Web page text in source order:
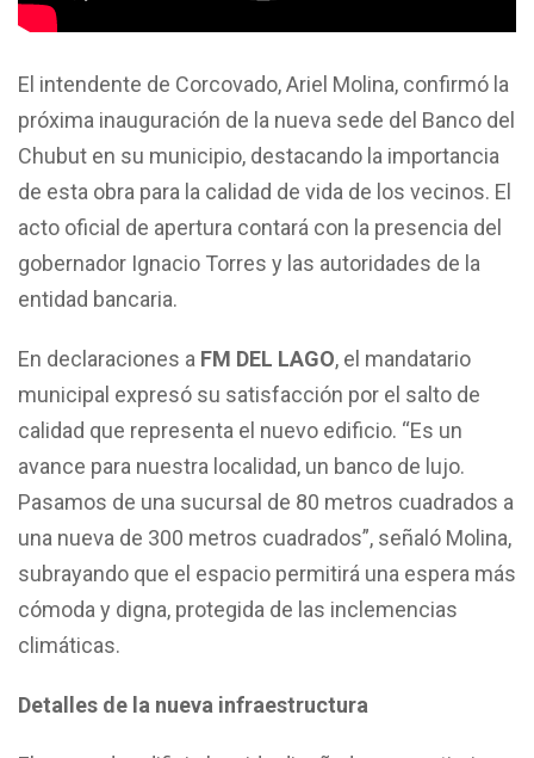
El intendente de Corcovado, Ariel Molina, confirmó la
próxima inauguración de la nueva sede del Banco del
Chubut en su municipio, destacando la importancia
de esta obra para la calidad de vida de los vecinos. El
acto oficial de apertura contará con la presencia del
gobernador Ignacio Torres y las autoridades de la
entidad bancaria.
En declaraciones a FM DEL LAGO, el mandatario
municipal expresó su satisfacción por el salto de
calidad que representa el nuevo edificio. “Es un
avance para nuestra localidad, un banco de lujo.
Pasamos de una sucursal de 80 metros cuadrados a
una nueva de 300 metros cuadrados”, señaló Molina,
subrayando que el espacio permitirá una espera más
cómoda y digna, protegida de las inclemencias
climáticas.
Detalles de la nueva infraestructura